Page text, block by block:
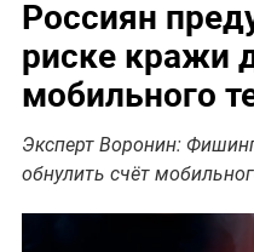
Россиян
риске кражи
мобильного
Эксперт Воронин:
обнулить счёт